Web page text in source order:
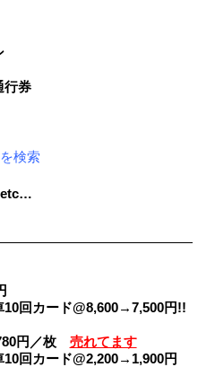
行券
検索
etc…
回カード@8,600→7,500円!!
円／枚
売れてます
回カード@2,200→1,900円